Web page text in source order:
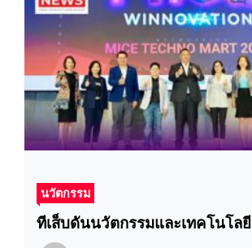
นวัตกรรม
ทีเส็บดันนวัตกรรมและเทคโนโลยี